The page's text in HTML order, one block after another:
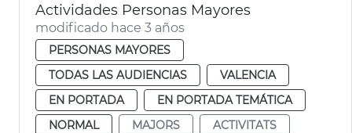
Actividades Personas Mayores
modificado hace 3 años
PERSONAS MAYORES
TODAS LAS AUDIENCIAS
VALENCIA
EN PORTADA
EN PORTADA TEMÁTICA
NORMAL
MAJORS ACTIVITATS